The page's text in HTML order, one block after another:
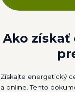
Ako
Získajte energetický
a online. Tento